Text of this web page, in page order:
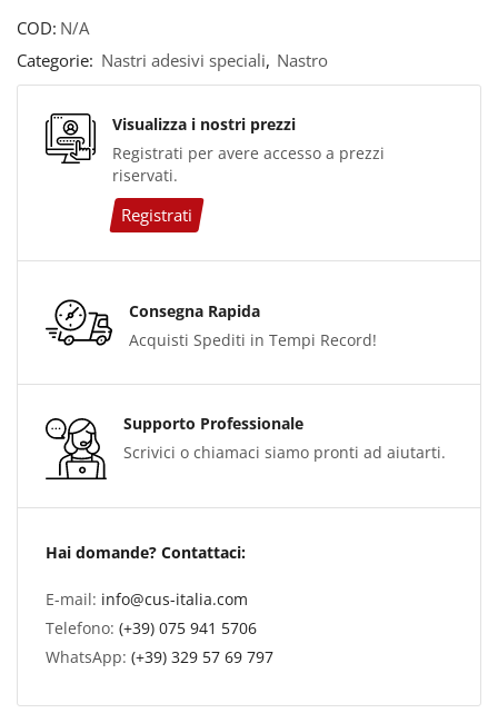
COD: N/A
Categorie: Nastri adesivi speciali, Nastro
Visualizza i nostri prezzi
Registrati per avere accesso a prezzi
riservati.
Registrati
Consegna Rapida
Acquisti Spediti in Tempi Record!
Supporto Professionale
Scrivici o chiamaci siamo pronti ad aiutarti.
Hai domande? Contattaci:
E-mail: info@cus-italia.com
Telefono: (+39) 075 941 5706
WhatsApp: (+39) 329 57 69 797